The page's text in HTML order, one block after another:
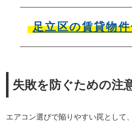
足立区の賃貸物
失敗を防ぐための注
エアコン選びで陥りやすい罠として